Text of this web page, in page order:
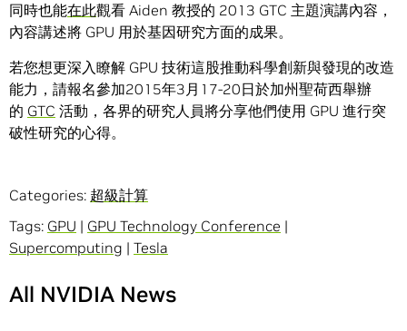
同時也能在此觀看 Aiden 教授的 2013 GTC 主題演講內容，
內容講述將 GPU 用於基因研究方面的成果。
若您想更深入瞭解 GPU 技術這股推動科學創新與發現的改造
能力，請報名參加2015年3月17-20日於加州聖荷西舉辦
的 GTC 活動，各界的研究人員將分享他們使用 GPU 進行突
破性研究的心得。
Categories: 超級計算
Tags: GPU | GPU Technology Conference |
Supercomputing | Tesla
All NVIDIA News